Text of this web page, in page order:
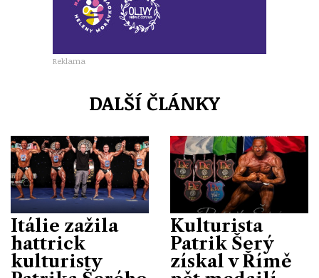
Reklama
DALŠÍ ČLÁNKY
Itálie zažila
hattrick
kulturisty
Kulturista
Patrik Šerý
získal v Římě